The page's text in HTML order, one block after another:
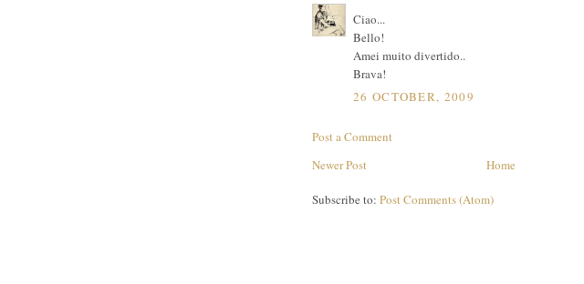
Ciao...
Bello!
Amei muito divertido..
Brava!
26 OCTOBER, 2009
Post a Comment
Newer Post
Home
Subscribe to: Post Comments (Atom)